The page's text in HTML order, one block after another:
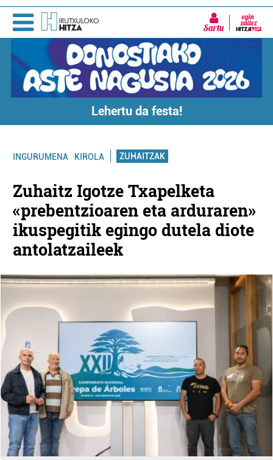
Sartu
Lehertu da festa!
INGURUMENA KIROLA ZUHAITZAK
Zuhaitz Igotze Txapelketa
«prebentzioaren eta arduraren»
ikuspegitik egingo dutela diote
antolatzaileek